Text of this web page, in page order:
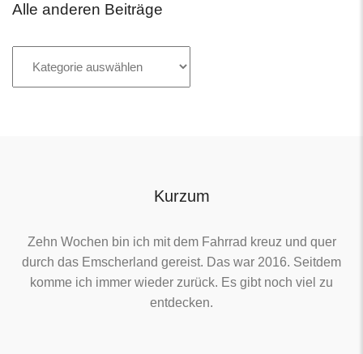
Alle anderen Beiträge
anderen
Kurzum
Zehn Wochen bin ich mit dem Fahrrad kreuz und quer
durch das Emscherland gereist. Das war 2016. Seitdem
komme ich immer wieder zurück. Es gibt noch viel zu
entdecken.